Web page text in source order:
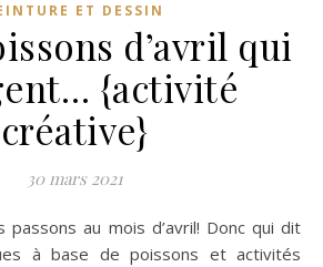
ET DESSIN
d’avril qui
{activité
créative}
30 mars 2021
à base de poissons et activités